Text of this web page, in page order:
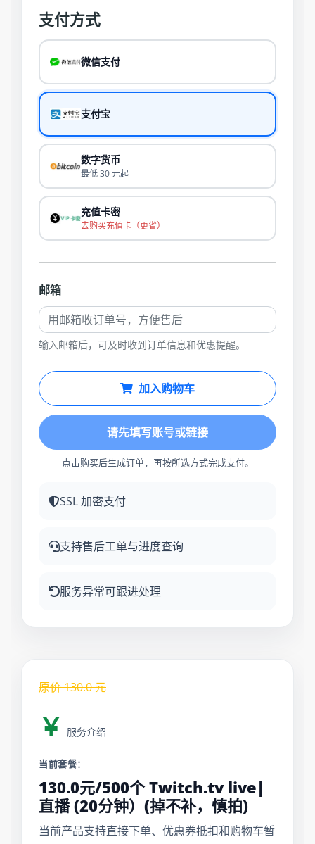
支付方式
微信支付
支付宝
数字货币
最低 30 元起
充值卡密
去购买充值卡（更省）
邮箱
输入邮箱后，可及时收到订单信息和优惠提醒。
加入购物车
请先填写账号或链接
点击购买后生成订单，再按所选方式完成支付。
SSL 加密支付
支持售后工单与进度查询
服务异常可跟进处理
原价130.0元
￥ 服务介绍
当前套餐：
130.0元/500个 Twitch.tv live|
直播 (20分钟）(掉不补，慎拍)
当前产品支持直接下单、优惠券抵扣和购物车暂